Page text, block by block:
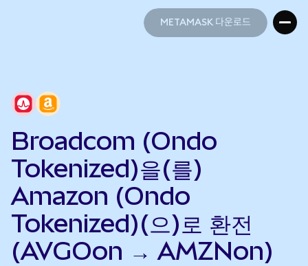
METAMASK 다운로드
Broadcom (Ondo
Tokenized)을(를)
Amazon (Ondo
Tokenized)(으)로 환전
(AVGOon → AMZNon)